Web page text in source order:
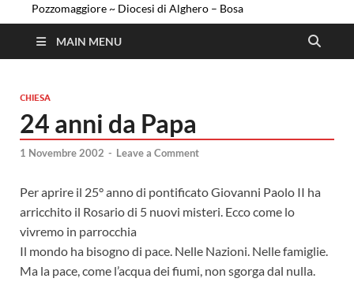
Pozzomaggiore ~ Diocesi di Alghero – Bosa
MAIN MENU
CHIESA
24 anni da Papa
1 Novembre 2002 - Leave a Comment
Per aprire il 25° anno di pontificato Giovanni Paolo II ha
arricchito il Rosario di 5 nuovi misteri. Ecco come lo
vivremo in parrocchia
Il mondo ha bisogno di pace. Nelle Nazioni. Nelle famiglie.
Ma la pace, come l’acqua dei fiumi, non sgorga dal nulla.